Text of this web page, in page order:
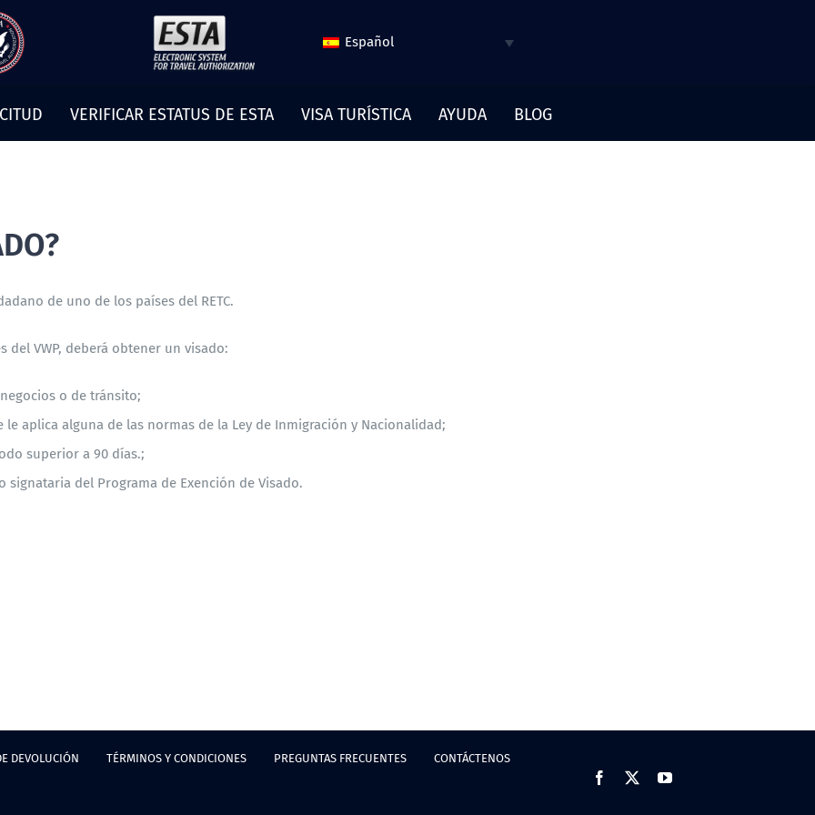
Español
VERIFICAR ESTATUS DE ESTA VISA TURÍSTICA AYUDA BLOG
de uno de los países del RETC.
del VWP, deberá obtener un visado:
o de tránsito;
aplica alguna de las normas de la Ley de Inmigración y Nacionalidad;
superior a 90 días.;
signataria del Programa de Exención de Visado.
DEVOLUCIÓN TÉRMINOS Y CONDICIONES PREGUNTAS FRECUENTES CONTÁCTENOS